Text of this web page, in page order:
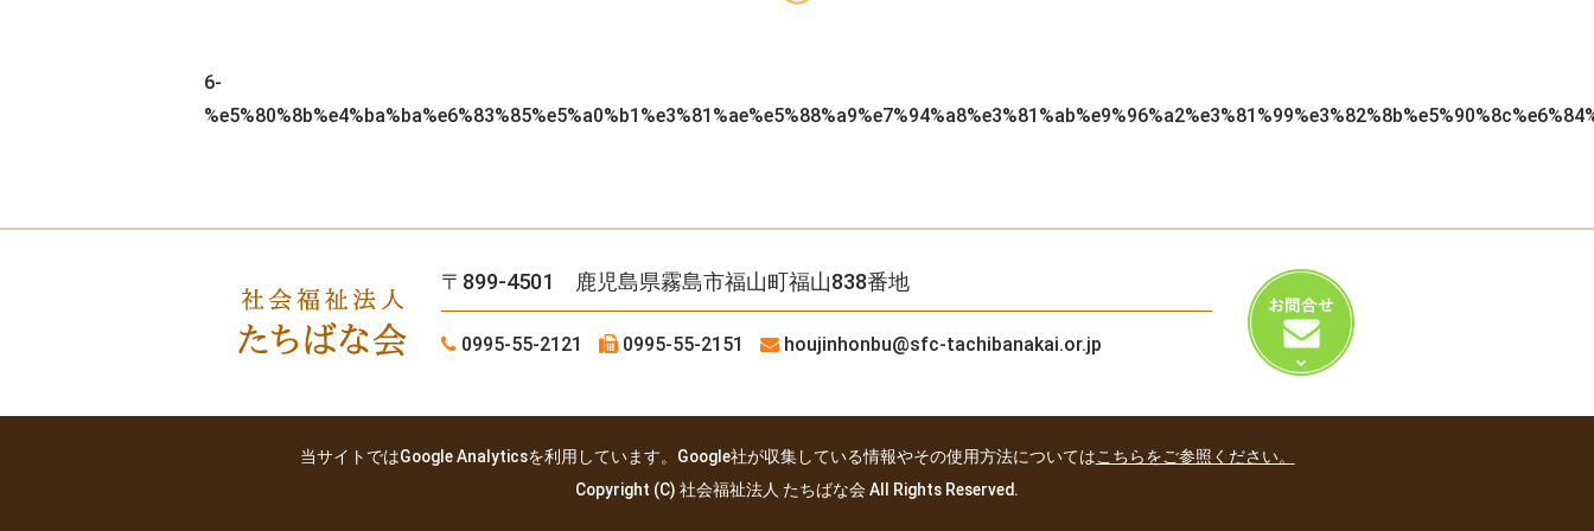
6-
〒899-4501 鹿児島県霧島市福山町福山838番地
0995-55-2121 0995-55-2151 houjinhonbu@sfc-tachibanakai.or.jp
当サイトではGoogle Analyticsを利用しています。Google社が収集している情報やその使用方法についてはこちらをご参照ください。
Copyright (C) 社会福祉法人 たちばな会 All Rights Reserved.